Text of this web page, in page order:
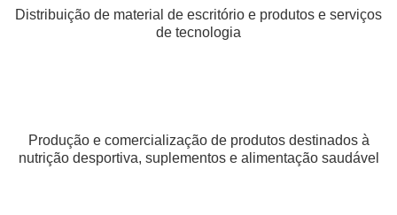
Distribuição de material de escritório e produtos e serviços
de tecnologia
Produção e comercialização de produtos destinados à
nutrição desportiva, suplementos e alimentação saudável